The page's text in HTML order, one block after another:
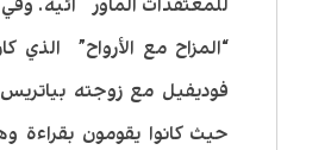
للمعتقدات الماورائية.
“المزاح مع الأرواح” الذي
حيث كانوا يقومون بقراءة